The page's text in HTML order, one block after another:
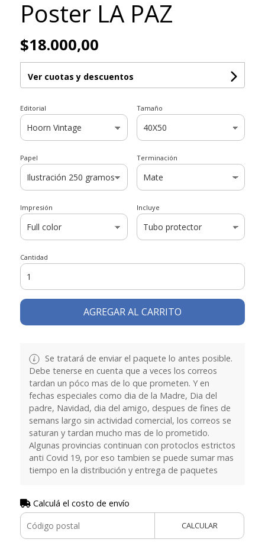
Poster LA PAZ
$18.000,00
Ver cuotas y descuentos
Editorial Tamaño
Papel Terminación
Impresión Incluye
Cantidad
AGREGAR AL CARRITO
Se tratará de enviar el paquete lo antes posible.
Debe tenerse en cuenta que a veces los correos
tardan un póco mas de lo que prometen. Y en
fechas especiales como dia de la Madre, Dia del
padre, Navidad, dia del amigo, despues de fines de
semans largo sin actividad comercial, los correos se
saturan y tardan mucho mas de lo prometido.
Algunas provincias continuan con protoclos estrictos
anti Covid 19, por eso tambien se puede sumar mas
tiempo en la distribución y entrega de paquetes
Calculá el costo de envío
CALCULAR